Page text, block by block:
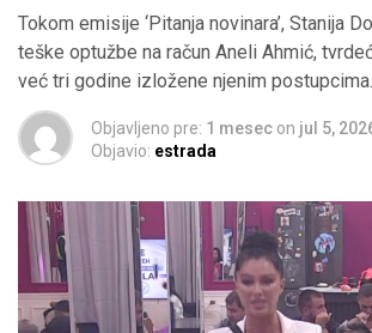
Tokom emisije ‘Pitanja novinara’, Stanija
teške optužbe na račun Aneli Ahmić,
već tri godine izložene njenim postupcima.
Objavljeno pre: 1 mesec on jul 5,
Objavio: estrada